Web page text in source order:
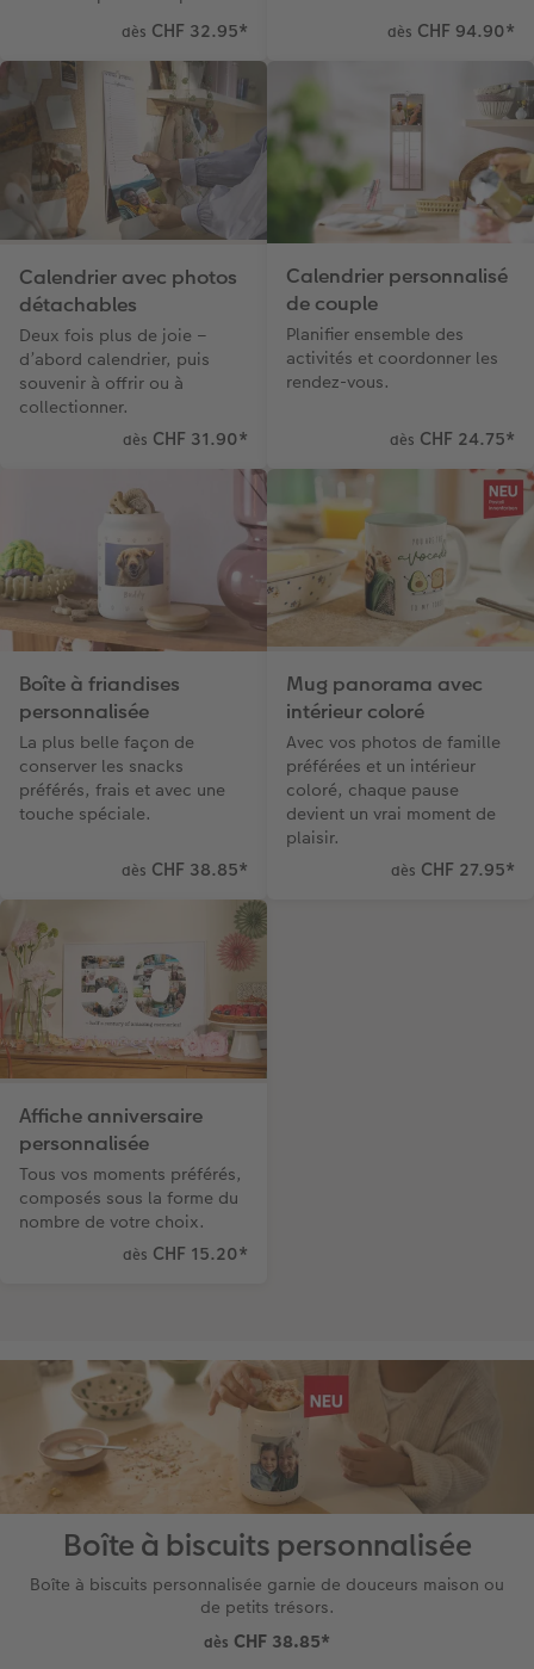
dès CHF 32.95* dès CHF 94.90*
Calendrier avec photos
détachables
Deux fois plus de joie –
d’abord calendrier, puis
souvenir à offrir ou à
collectionner.
dès CHF 31.90*
Calendrier personnalisé
de couple
Planifier ensemble des
activités et coordonner les
rendez-vous.
dès CHF 24.75*
Boîte à friandises
personnalisée
La plus belle façon de
conserver les snacks
préférés, frais et avec une
touche spéciale.
dès CHF 38.85*
Mug panorama avec
intérieur coloré
Avec vos photos de famille
préférées et un intérieur
coloré, chaque pause
devient un vrai moment de
plaisir.
dès CHF 27.95*
Affiche anniversaire
personnalisée
Tous vos moments préférés,
composés sous la forme du
nombre de votre choix.
dès CHF 15.20*
Boîte à biscuits personnalisée
Boîte à biscuits personnalisée garnie de douceurs maison ou
de petits trésors.
dès CHF 38.85*